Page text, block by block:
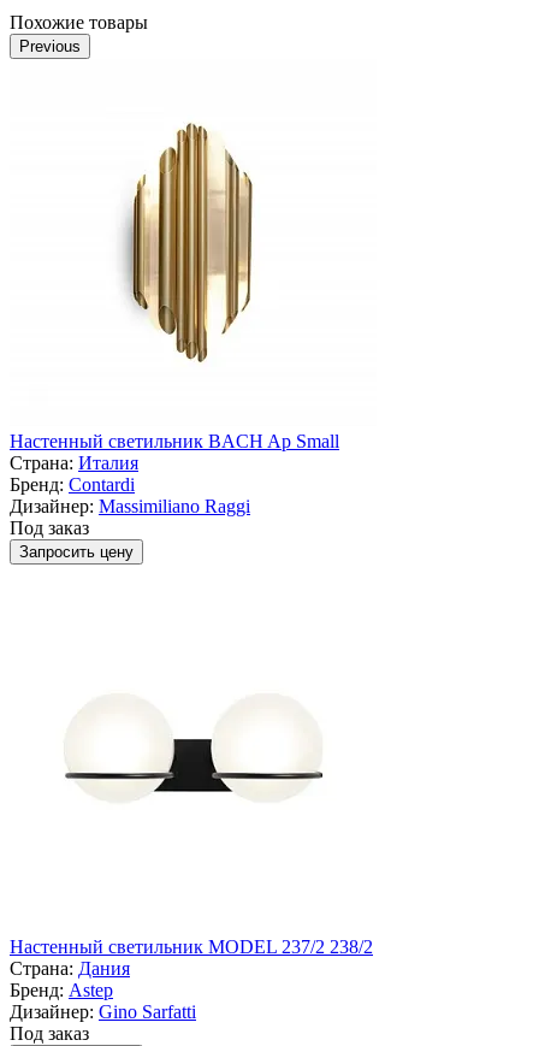
Похожие товары
Previous
Настенный светильник BACH Ap Small
Страна: Италия
Бренд: Contardi
Дизайнер: Massimiliano Raggi
Под заказ
Запросить цену
Настенный светильник MODEL 237/2 238/2
Страна: Дания
Бренд: Astep
Дизайнер: Gino Sarfatti
Под заказ